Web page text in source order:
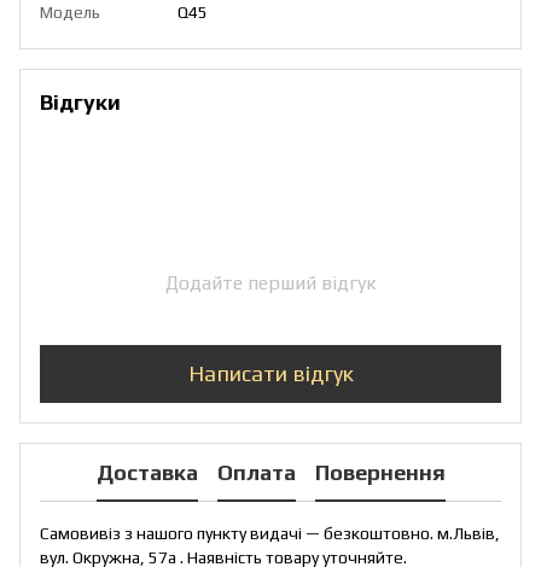
Модель
Q45
Відгуки
Додайте перший відгук
Написати відгук
Доставка Оплата Повернення
Самовивіз з нашого пункту видачі — безкоштовно. м.Львів,
вул. Окружна, 57а . Наявність товару уточняйте.